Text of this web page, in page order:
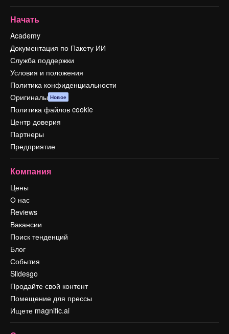
Начать
Academy
Документация по Пакету ИИ
Служба поддержки
Условия и положения
Политика конфиденциальности
Оригиналы Новое
Политика файлов cookie
Центр доверия
Партнеры
Предприятие
Компания
Цены
О нас
Reviews
Вакансии
Поиск тенденций
Блог
События
Slidesgo
Продайте свой контент
Помещение для прессы
Ищете magnific.ai